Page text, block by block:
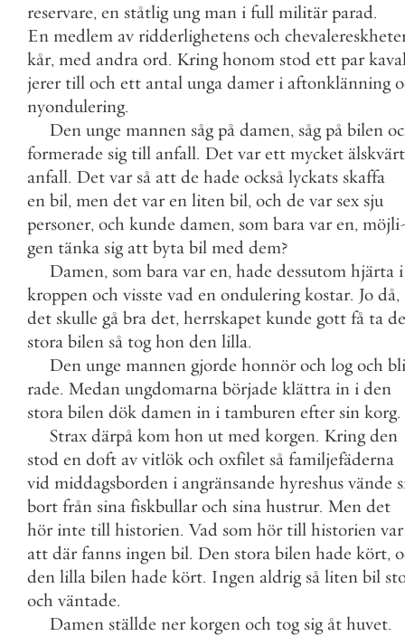
reservare, en ståtlig ung man i full militär parad.
En medlem av ridderlighetens och
kår, med andra ord. Kring honom stod ett par
jerer till och ett antal unga damer i aftonklänning
nyondulering.
Den unge mannen såg på damen, såg på bilen
formerade sig till anfall. Det var ett mycket älskvärt
anfall. Det var så att de hade också lyckats skaffa
en bil, men det var en liten bil, och de var sex sju
personer, och kunde damen, som bara var en, möjli
gen tänka sig att byta bil med dem?
Damen, som bara var en, hade dessutom hjärta i
kroppen och visste vad en ondulering kostar. Jo då,
det skulle gå bra det, herrskapet kunde gott få ta
stora bilen så tog hon den lilla.
Den unge mannen gjorde honnör och log och
rade. Medan ungdomarna började klättra in i den
stora bilen dök damen in i tamburen efter sin korg.
Strax därpå kom hon ut med korgen. Kring den
stod en doft av vitlök och oxfilet så familjefäderna
vid middagsborden i angränsande hyreshus vände
bort från sina fiskbullar och sina hustrur. Men det
hör inte till historien. Vad som hör till historien var
att där fanns ingen bil. Den stora bilen hade kört,
den lilla bilen hade kört. Ingen aldrig så liten bil
och väntade.
Damen ställde ner korgen och tog sig åt huvet.